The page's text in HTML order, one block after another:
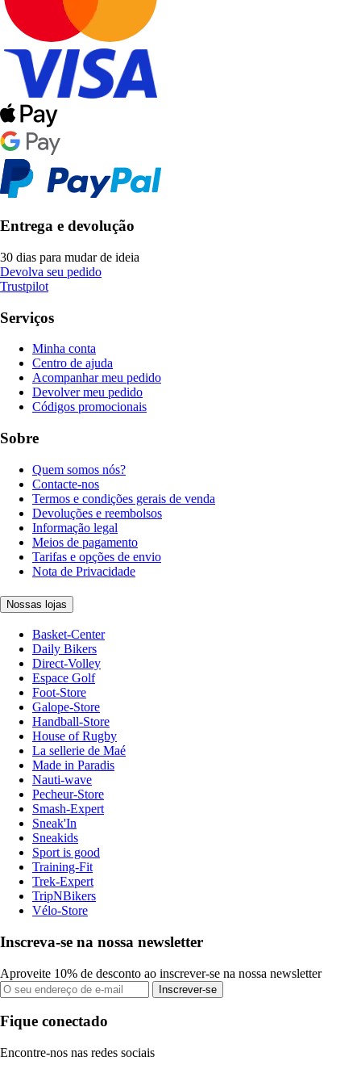
Entrega e devolução
30 dias para mudar de ideia
Devolva seu pedido
Trustpilot
Serviços
Minha conta
Centro de ajuda
Acompanhar meu pedido
Devolver meu pedido
Códigos promocionais
Sobre
Quem somos nós?
Contacte-nos
Termos e condições gerais de venda
Devoluções e reembolsos
Informação legal
Meios de pagamento
Tarifas e opções de envio
Nota de Privacidade
Nossas lojas
Basket-Center
Daily Bikers
Direct-Volley
Espace Golf
Foot-Store
Galope-Store
Handball-Store
House of Rugby
La sellerie de Maé
Made in Paradis
Nauti-wave
Pecheur-Store
Smash-Expert
Sneak'In
Sneakids
Sport is good
Training-Fit
Trek-Expert
TripNBikers
Vélo-Store
Inscreva-se na nossa newsletter
Aproveite 10% de desconto ao inscrever-se na nossa newsletter
Inscrever-se
Fique conectado
Encontre-nos nas redes sociais